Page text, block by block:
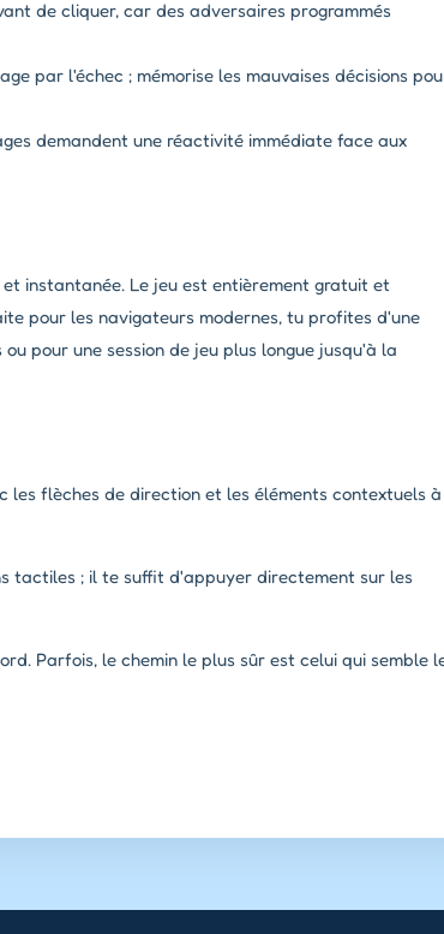
de cliquer, car des adversaires programmés
par l'échec ; mémorise les mauvaises décisions
demandent une réactivité immédiate face aux
instantanée. Le jeu est entièrement gratuit et
pour les navigateurs modernes, tu profites d'une
pour une session de jeu plus longue jusqu'à la
flèches de direction et les éléments contextuels à
tactiles ; il te suffit d'appuyer directement sur les
Parfois, le chemin le plus sûr est celui qui semble